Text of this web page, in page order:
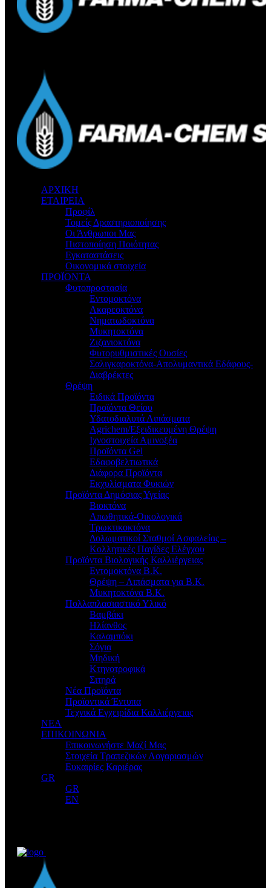
ΑΡΧΙΚΗ
ΕΤΑΙΡΕΙΑ
Προφίλ
Τομείς Δραστηριοποίησης
Οι Άνθρωποι Μας
Πιστοποίηση Ποιότητας
Εγκαταστάσεις
Οικονομικά στοιχεία
ΠΡΟΪΟΝΤΑ
Φυτοπροστασία
Εντομοκτόνα
Ακαρεοκτόνα
Νηματωδοκτόνα
Μυκητοκτόνα
Ζιζανιοκτόνα
Φυτορυθμιστικές Ουσίες
Σαλιγκαροκτόνα-Απολυμαντικά Εδάφους-
Διαβρέκτες
Θρέψη
Ειδικά Προϊόντα
Προϊόντα Θείου
Υδατοδιαλυτά Λιπάσματα
Agrichem/Εξειδικευμένη Θρέψη
Ιχνοστοιχεία Αμινοξέα
Προϊόντα Gel
Εδαφοβελτιωτικά
Διάφορα Προϊόντα
Εκχυλίσματα Φυκιών
Προϊόντα Δημόσιας Υγείας
Βιοκτόνα
Απωθητικά-Οικολογικά
Τρωκτικοκτόνα
Δολωματικοί Σταθμοί Ασφαλείας –
Κολλητικές Παγίδες Ελέγχου
Προϊόντα Βιολογικής Καλλιέργειας
Εντομοκτόνα Β.Κ.
Θρέψη – Λιπάσματα για Β.Κ.
Μυκητοκτόνα Β.Κ.
Πολλαπλασιαστικό Υλικό
Βαμβάκι
Ηλίανθος
Καλαμπόκι
Σόγια
Μηδική
Κτηνοτροφικά
Σιτηρά
Νέα Προϊόντα
Προϊοντικά Έντυπα
Τεχνικά Εγχειρίδια Καλλιέργειας
ΝΕΑ
ΕΠΙΚΟΙΝΩΝΙΑ
Επικοινωνήστε Μαζί Μας
Στοιχεία Τραπεζικών Λογαριασμών
Ευκαιρίες Καριέρας
GR
GR
EN